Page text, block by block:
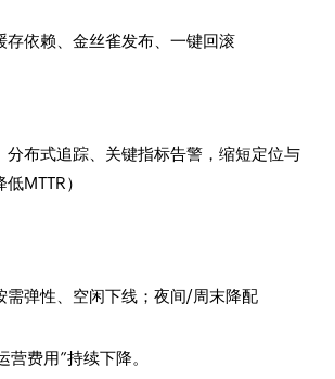
存依赖、金丝雀发布、一键回滚
分布式追踪、关键指标告警，缩短定位与
MTTR）
需弹性、空闲下线；夜间/周末降配
营费用”持续下降。